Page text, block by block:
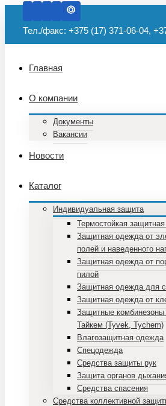
Тел./факс: +375 (17) 371-06-04,
Главная
О компании
Документы
Вакансии
Новости
Каталог
Индивидуальная защита
Термостойкая
Защитная одежда от
полей и наведенного
Защитная одежда от
пилой
Защитная одежда для
Защитная одежда от
Защитные комбинезоны
Тайкем (Tyvek, Tychem)
Влагозащитная одежда
Спецодежда
Средства защиты рук
Защита органов
Средства спасения
Средства коллективной